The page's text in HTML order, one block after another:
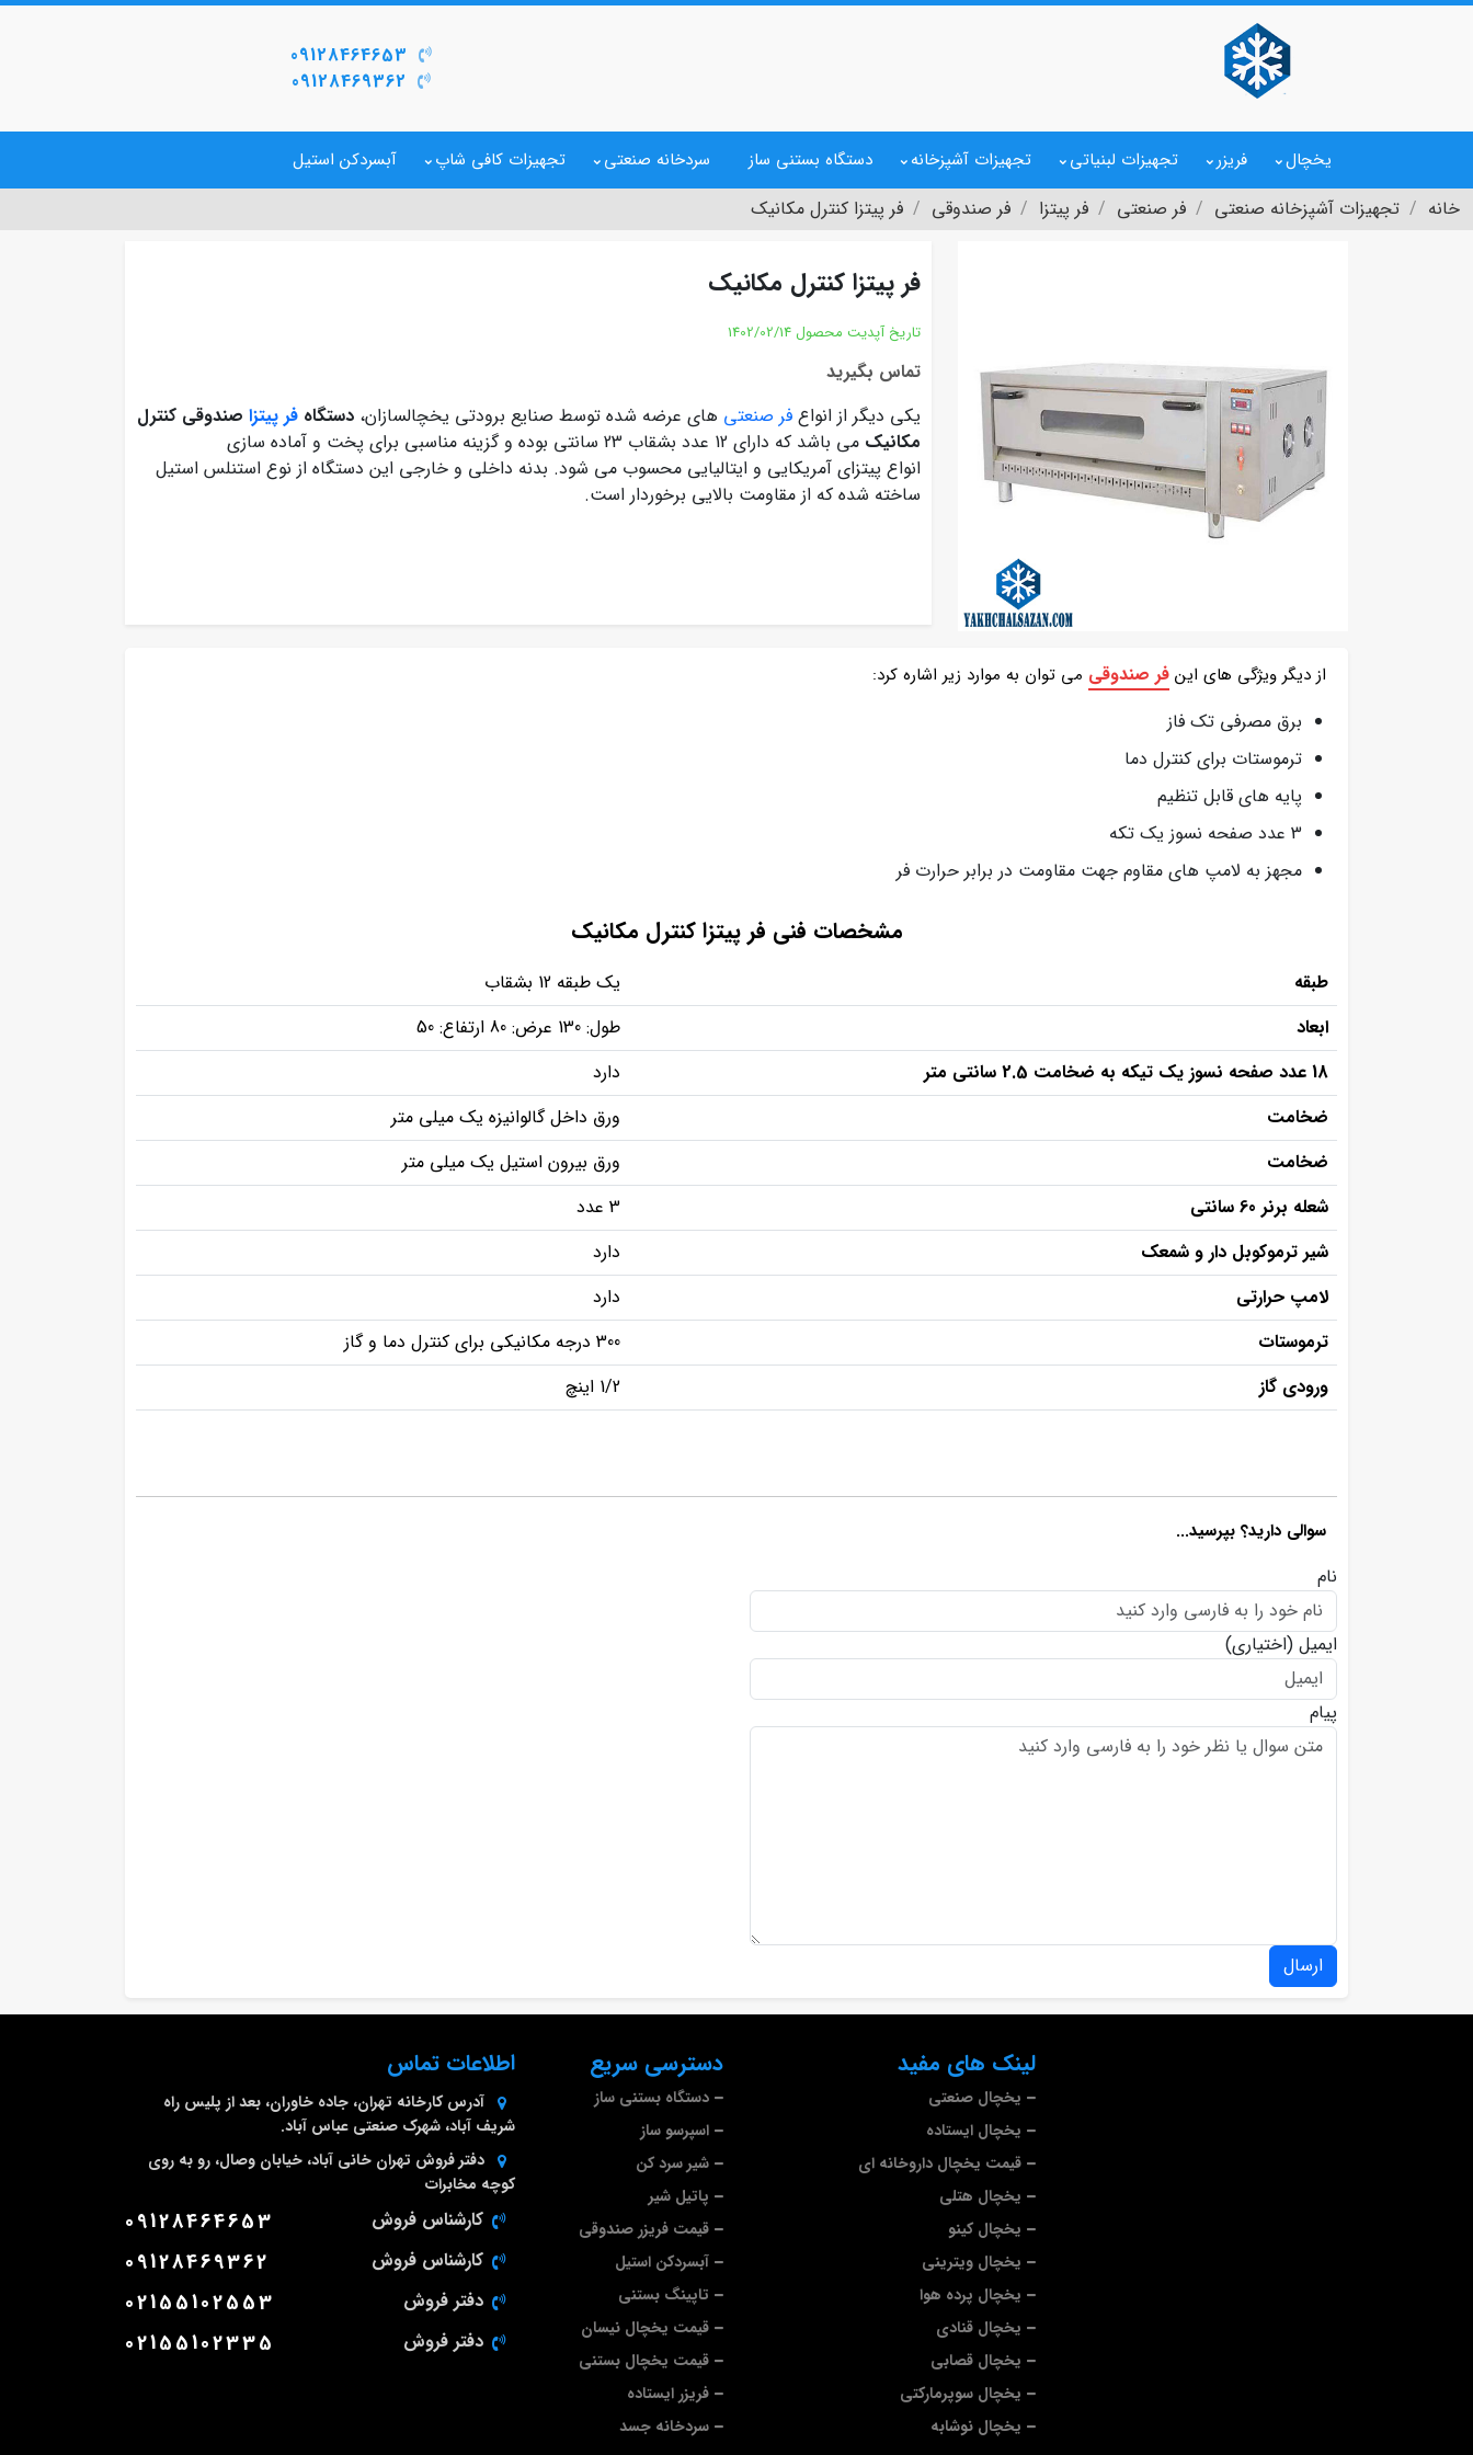
09128464653
09128469362
یخچال فریزر تجهیزات لبنیاتی تجهیزات آشپزخانه دستگاه بستنی ساز سردخانه صنعتی تجهیزات کافی شاپ آبسردکن استیل
خانه تجهیزات آشپزخانه صنعتی فر صنعتی فر پیتزا فر صندوقی فر پیتزا کنترل مکانیک
فر پیتزا کنترل مکانیک
تاریخ آپدیت محصول 1402/02/14
تماس بگیرید
یکی دیگر از انواع فر صنعتی های عرضه شده توسط صنایع برودتی یخچالسازان، دستگاه فر پیتزا صندوقی کنترل
مکانیک
می باشد که دارای 12 عدد بشقاب 23 سانتی بوده و گزینه مناسبی برای پخت و آماده سازی
انواع پیتزای آمریکایی و ایتالیایی محسوب می شود. بدنه داخلی و خارجی این دستگاه از نوع استنلس استیل
ساخته شده که از مقاومت بالایی برخوردار است.
از دیگر ویژگی های این فر صندوقی می توان به موارد زیر اشاره کرد:
برق مصرفی تک فاز
ترموستات برای کنترل دما
پایه های قابل تنظیم
3 عدد صفحه نسوز یک تکه
مجهز به لامپ های مقاوم جهت مقاومت در برابر حرارت فر
مشخصات فنی فر پیتزا کنترل مکانیک
طبقه
یک طبقه 12 بشقاب
ابعاد
طول: 130 عرض: 80 ارتفاع: 50
18 عدد صفحه نسوز یک تیکه به ضخامت 2.5 سانتی متر
دارد
ضخامت
ورق داخل گالوانیزه یک میلی متر
ضخامت
ورق بیرون استیل یک میلی متر
شعله برنر 60 سانتی
3 عدد
شیر ترموکوبل دار و شمعک
دارد
لامپ حرارتی
دارد
ترموستات
300 درجه مکانیکی برای کنترل دما و گاز
ورودی گاز
1/2 اینچ
سوالی دارید؟ بپرسید...
نام
ایمیل (اختیاری)
پیام
ارسال
لینک های مفید
یخچال صنعتی
یخچال ایستاده
قیمت یخچال داروخانه ای
یخچال هتلی
یخچال کینو
یخچال ویترینی
یخچال پرده هوا
یخچال قنادی
یخچال قصابی
یخچال سوپرمارکتی
یخچال نوشابه
دسترسی سریع
دستگاه بستنی ساز
اسپرسو ساز
شیر سرد کن
پاتیل شیر
قیمت فریزر صندوقی
آبسردکن استیل
تاپینگ بستنی
قیمت یخچال نیسان
قیمت یخچال بستنی
فریزر ایستاده
سردخانه جسد
اطلاعات تماس
آدرس کارخانه تهران، جاده خاوران، بعد از پلیس راه
شریف آباد، شهرک صنعتی عباس آباد.
دفتر فروش تهران خانی آباد، خیابان وصال، رو به روی
کوچه مخابرات
کارشناس فروش 09128464653
کارشناس فروش 09128469362
دفتر فروش 02155102553
دفتر فروش 02155102335